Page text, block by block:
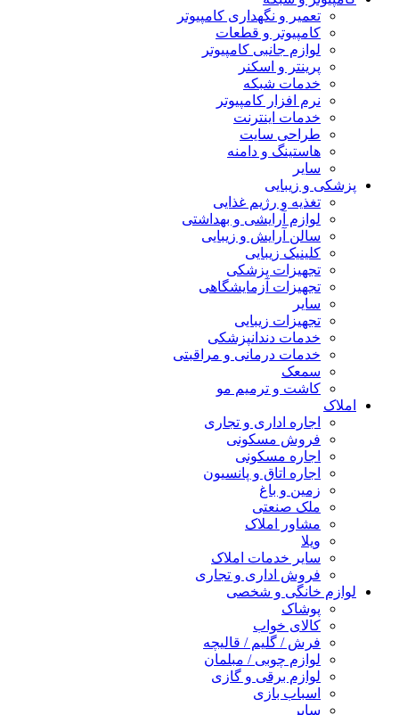
تعمیر و نگهداری کامپیوتر
کامپیوتر و قطعات
لوازم جانبی کامپیوتر
پرینتر و اسکنر
خدمات شبکه
نرم افزار کامپیوتر
خدمات اینترنت
طراحی سایت
هاستینگ و دامنه
سایر
پزشکی و زیبایی
تغذیه و رژیم غذایی
لوازم آرایشی و بهداشتی
سالن آرایش و زیبایی
کلینیک زیبایی
تجهیزات پزشکی
تجهیزات آزمایشگاهی
سایر
تجهیزات زیبایی
خدمات دندانپزشکی
خدمات درمانی و مراقبتی
سمعک
کاشت و ترمیم مو
املاک
اجاره اداری و تجاری
فروش مسکونی
اجاره مسکونی
اجاره اتاق و پانسیون
زمین و باغ
ملک صنعتی
مشاور املاک
ویلا
سایر خدمات املاک
فروش اداری و تجاری
لوازم خانگی و شخصی
پوشاک
کالای خواب
فرش / گلیم / قالیچه
لوازم چوبی / مبلمان
لوازم برقی و گازی
اسباب بازی
سایر